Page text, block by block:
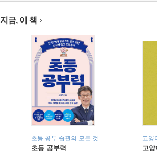
지금, 이 책
초등 공부 습관의 모든 것
초등 공부력
고양
고